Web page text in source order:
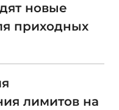
новые
приходных
лимитов на